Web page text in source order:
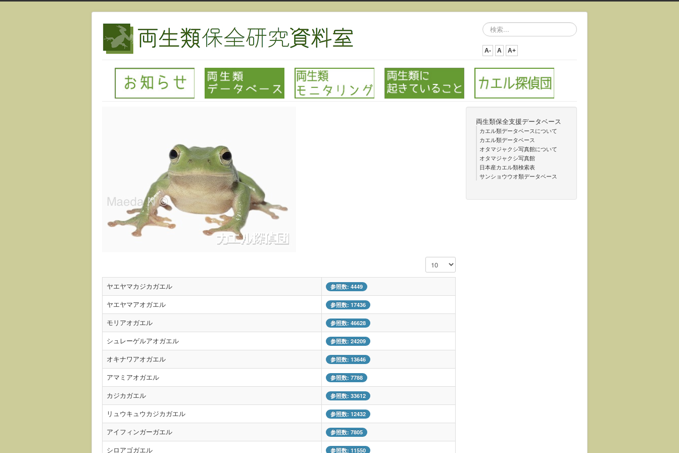
検
索...
A- A A+
表示数
ヤエヤマカジカガエル 参照数: 4449
ヤエヤマアオガエル 参照数: 17436
モリアオガエル 参照数: 46628
シュレーゲルアオガエル 参照数: 24209
オキナワアオガエル 参照数: 13646
アマミアオガエル 参照数: 7788
カジカガエル 参照数: 33612
リュウキュウカジカガエル 参照数: 12432
アイフィンガーガエル 参照数: 7805
シロアゴガエル 参照数: 11550
両生類保全支援データベース
カエル類データベースについて
カエル類データベース
オタマジャクシ写真館について
オタマジャクシ写真館
日本産カエル類検索表
サンショウウオ類データベース